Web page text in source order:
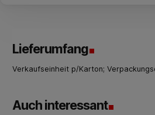
Lieferumfang
Verkaufseinheit p/Karton;
Auch interessant